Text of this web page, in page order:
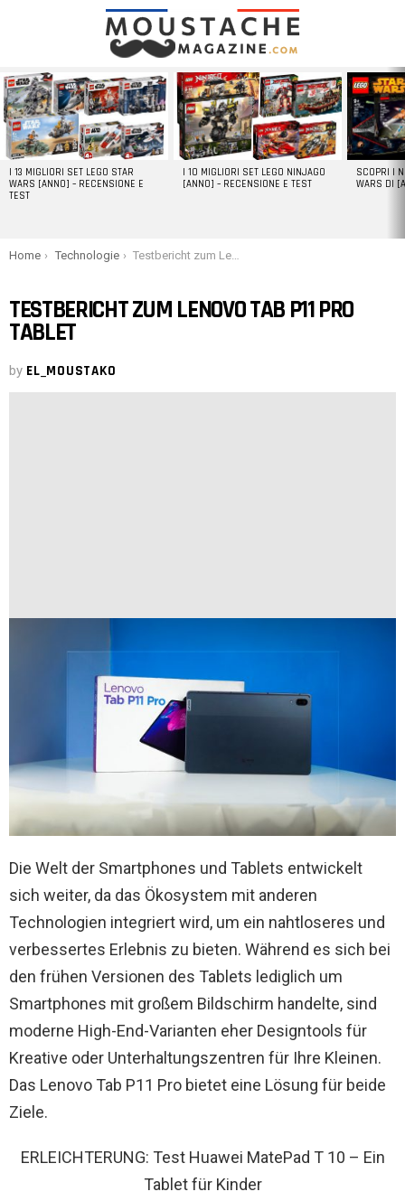
LATEST
STORIES
I 13 MIGLIORI SET LEGO STAR
WARS [ANNO] – RECENSIONE E
TEST
I 10 MIGLIORI SET LEGO NINJAGO
[ANNO] – RECENSIONE E TEST
SCOPRI I
WARS DI
You are here:
Home Technologie Testbericht zum Lenovo Tab P11 Pro Tablet
TESTBERICHT ZUM LENOVO TAB P11 PRO
TABLET
by EL_MOUSTAKO
Die Welt der Smartphones und Tablets entwickelt
sich weiter, da das Ökosystem mit anderen
Technologien integriert wird, um ein nahtloseres und
verbessertes Erlebnis zu bieten. Während es sich bei
den frühen Versionen des Tablets lediglich um
Smartphones mit großem Bildschirm handelte, sind
moderne High-End-Varianten eher Designtools für
Kreative oder Unterhaltungszentren für Ihre Kleinen.
Das Lenovo Tab P11 Pro bietet eine Lösung für beide
Ziele.
ERLEICHTERUNG: Test Huawei MatePad T 10 – Ein
Tablet für Kinder